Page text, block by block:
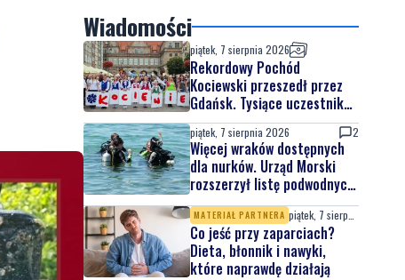
Wiadomości
piątek, 7 sierpnia 2026
Rekordowy Pochód
Kociewski przeszedł przez
Gdańsk. Tysiące uczestników
na jubileuszowej edycji
piątek, 7 sierpnia 2026 2
Więcej wraków dostępnych
dla nurków. Urząd Morski
rozszerzył listę podwodnych
atrakcji
MATERIAŁ PARTNERA
Co jeść przy zaparciach?
Dieta, błonnik i nawyki,
które naprawdę działają